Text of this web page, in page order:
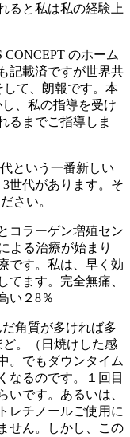
ると私は私の経験上
のホーム
記載済ですが世界共
して、朗報です。本
、私の指導を受け
るまでご指導しま
という一番新しい
世代があります。そ
さい。
コラーゲン増殖セン
よる治療が始まり
です。私は、早く効
てます。完全無痛、
い２8％
角質が多ければ多
。（日焼けした感
。でもダウンタイム
なるのです。１回目
いです。あるいは、
レチノールご使用に
せん。しかし、この